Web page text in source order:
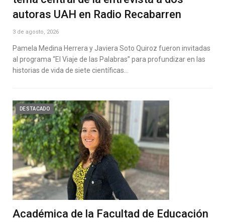
autoras UAH en Radio Recabarren
3 de agosto, 2026
Pamela Medina Herrera y Javiera Soto Quiroz fueron invitadas
al programa “El Viaje de las Palabras” para profundizar en las
historias de vida de siete científicas…
DESTACADO
Académica de la Facultad de Educación